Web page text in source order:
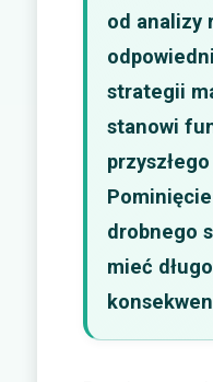
od analizy
strategii
stanowi
drobnego
mieć